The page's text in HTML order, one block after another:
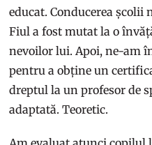
educat. Conducerea
Fiul a fost mutat la o
nevoilor lui. Apoi, ne-am
pentru a obține un
dreptul la un profesor de
adaptată. Teoretic.